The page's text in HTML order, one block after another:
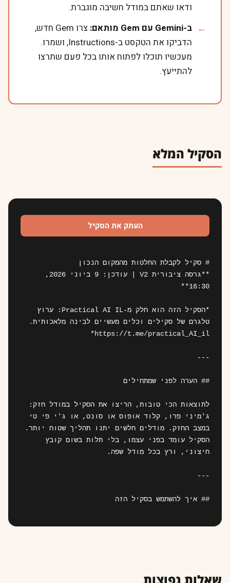
ודאו שאתם במודל חשיבה מוגברת.
ב-Gemini עם Gem מותאם:
צרו Gem חדש,
הדביקו את הטקסט ב-Instructions, ושמרו.
מעכשיו תוכלו לפתוח אותו בכל פעם שתרצו
להתייעץ.
הסקיל המלא
העתק את הסקיל
שאלות נפוצות